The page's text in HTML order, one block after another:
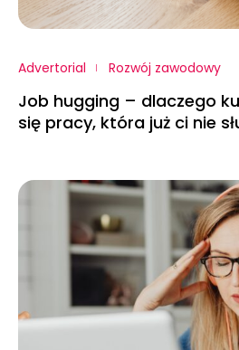
Advertorial Rozwój zawodowy
Job hugging – dlaczego
się pracy, która już ci nie